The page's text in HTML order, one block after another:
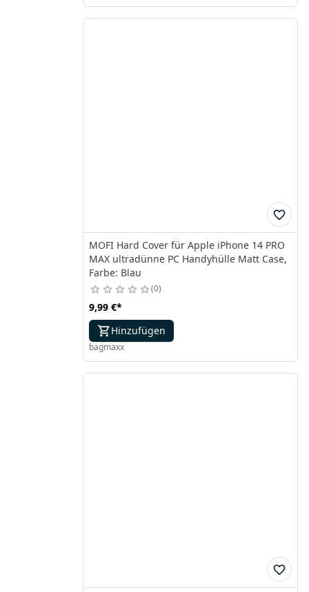
MOFI Hard Cover für Apple iPhone 14 PRO
MAX ultradünne PC Handyhülle Matt Case,
Farbe: Blau
0
9,99 €*
Hinzufügen
bagmaxx